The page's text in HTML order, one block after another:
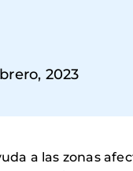
2023
a las zonas